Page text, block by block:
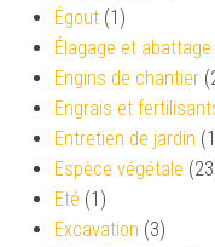
Égout (1)
Élagage et
Engins de chantier
Engrais et
Entretien de jardin
Espèce végétale
Eté (1)
Excavation (3)